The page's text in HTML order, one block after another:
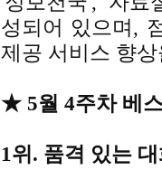
성되어 있으며,
제공 서비스 향
★ 5월 4주차 베
1위. 품격 있는